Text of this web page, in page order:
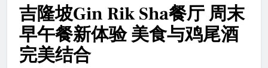
吉隆坡Gin Rik Sha餐厅 周末
早午餐新体验 美食与鸡尾酒
完美结合